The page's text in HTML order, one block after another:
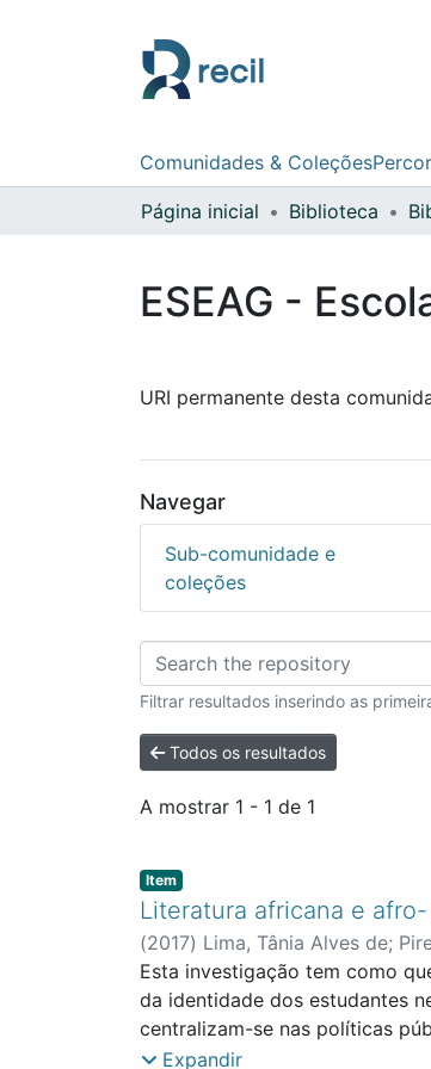
Comunidades & Coleções
Página inicial Biblioteca
ESEAG -
URI permanente desta
Navegar
Sub-comunidade e
coleções
Percorrer
Filtrar resultados inserindo as
Todos os resultados
A mostrar 1 - 1 de 1
Item type:
Item,
Literatura africana e
(2017) Lima, Tânia Alves de;
Esta investigação tem como
da identidade dos estudantes
centralizam-se nas políticas
privilegiando a abordagem
Expandir